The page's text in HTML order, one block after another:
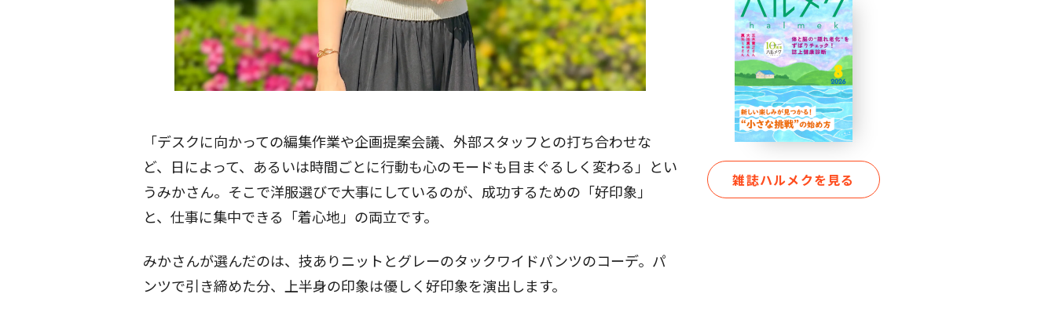
「デスクに向かっての編集作業や企画提案会議、外部スタッフとの打ち合わせな
ど、日によって、あるいは時間ごとに行動も心のモードも目まぐるしく変わる」とい
うみかさん。そこで洋服選びで大事にしているのが、成功するための「好印象」
と、仕事に集中できる「着心地」の両立です。
みかさんが選んだのは、技ありニットとグレーのタックワイドパンツのコーデ。パ
ンツで引き締めた分、上半身の印象は優しく好印象を演出します。
雑誌ハルメクを見る
閉じる